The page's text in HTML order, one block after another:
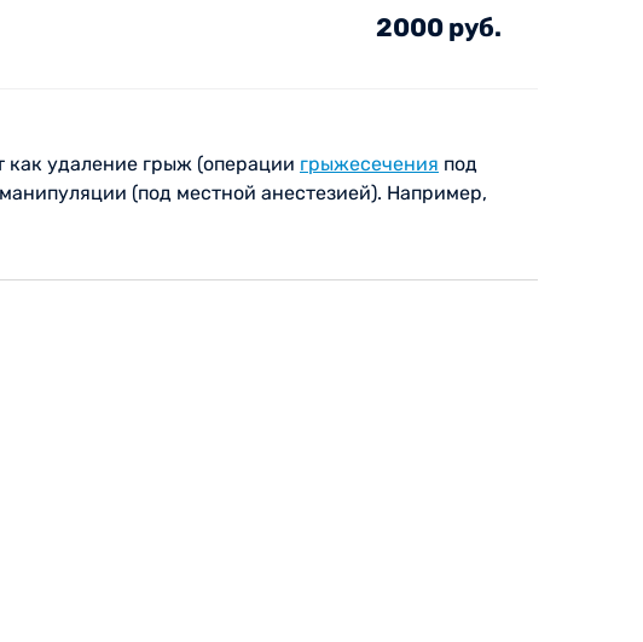
2000 руб.
как удаление грыж (операции грыжесечения под
(под местной анестезией). Например,